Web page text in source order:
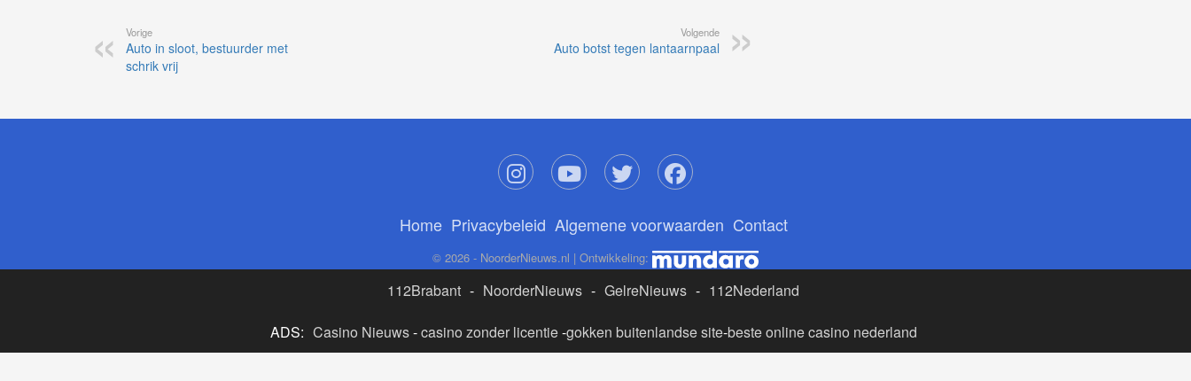
Vorige
Auto in sloot, bestuurder met
schrik vrij
Volgende
Auto botst tegen lantaarnpaal
Home Privacybeleid Algemene voorwaarden Contact
© 2026 - NoorderNieuws.nl | Ontwikkeling:
112Brabant - NoorderNieuws - GelreNieuws - 112Nederland
ADS: Casino Nieuws-casino zonder licentie-gokken buitenlandse site-beste online casino nederland